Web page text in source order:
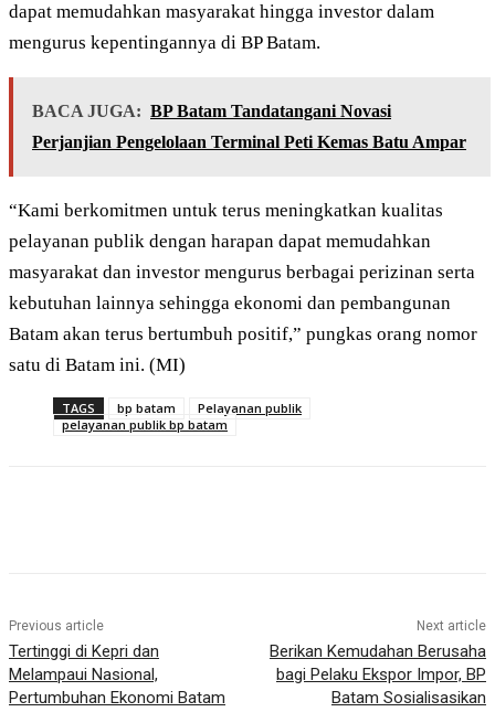
dapat memudahkan masyarakat hingga investor dalam
mengurus kepentingannya di BP Batam.
BACA JUGA: BP Batam Tandatangani Novasi
Perjanjian Pengelolaan Terminal Peti Kemas Batu Ampar
“Kami berkomitmen untuk terus meningkatkan kualitas
pelayanan publik dengan harapan dapat memudahkan
masyarakat dan investor mengurus berbagai perizinan serta
kebutuhan lainnya sehingga ekonomi dan pembangunan
Batam akan terus bertumbuh positif,” pungkas orang nomor
satu di Batam ini. (MI)
TAGS bp batam
Pelayanan publik
pelayanan publik bp batam
Previous article
Tertinggi di Kepri dan
Melampaui Nasional,
Pertumbuhan Ekonomi Batam
Next article
Berikan Kemudahan Berusaha
bagi Pelaku Ekspor Impor, ⁠BP
Batam Sosialisasikan